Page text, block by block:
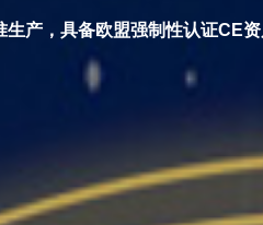
生产，具备欧盟强制性认证CE